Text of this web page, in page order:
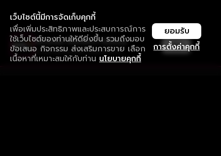
เว็บไซต์นี้มีการจัดเก็บคุกกี้
เพื่อเพิ่มประสิทธิภาพและประสบการณ์การ
ใช้เว็บไซต์ของท่านให้ดียิ่งขึ้น รวมถึงมอบ
ข้อเสนอ กิจกรรม ส่งเสริมการขาย เลือก
เนื้อหาที่เหมาะสมให้กับท่าน นโยบายคุกกี้
การตั้งค่าคุกกี้
ยอมรับ
ใช้งานแอป ลื่นไหลกว่า ไม่มีสะดุด
ดาวน์โหลดแอปเพื่อการรับชมที่ดีกว่า เปิด